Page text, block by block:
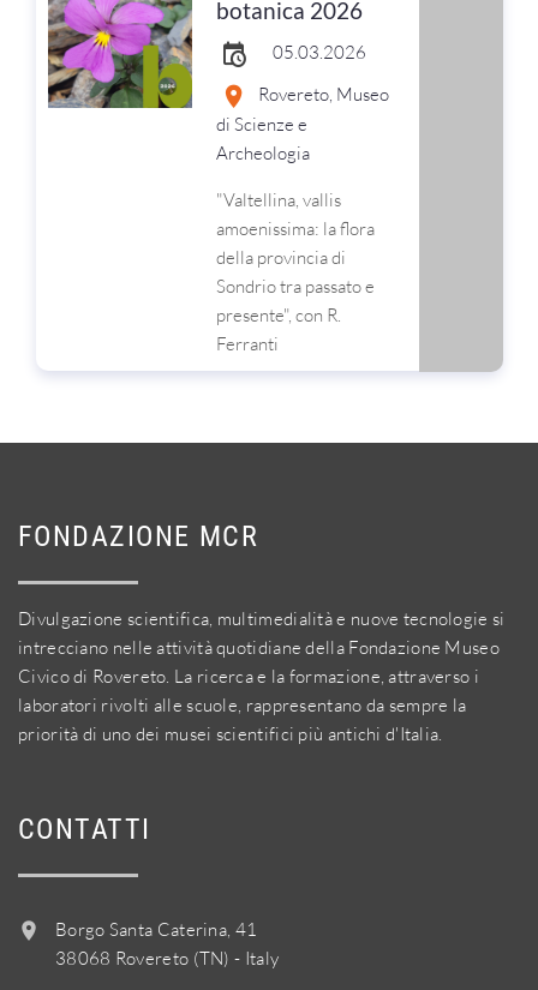
botanica 2026
05.03.2026
Rovereto, Museo
di Scienze e
Archeologia
"Valtellina, vallis
amoenissima: la flora
della provincia di
Sondrio tra passato e
presente", con R.
Ferranti
FONDAZIONE MCR
Divulgazione scientifica, multimedialità e nuove tecnologie si
intrecciano nelle attività quotidiane della Fondazione Museo
Civico di Rovereto. La ricerca e la formazione, attraverso i
laboratori rivolti alle scuole, rappresentano da sempre la
priorità di uno dei musei scientifici più antichi d'Italia.
CONTATTI
Borgo Santa Caterina, 41
38068 Rovereto (TN) - Italy